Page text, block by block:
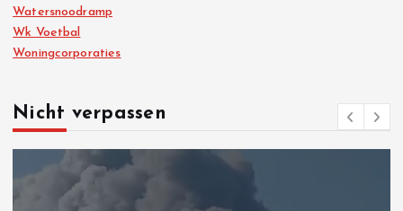
Watersnoodramp
Wk Voetbal
Woningcorporaties
Nicht verpassen